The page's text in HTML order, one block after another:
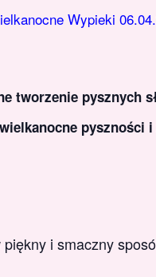
Wypieki
tworzenie pysznych
pyszności
i smaczny